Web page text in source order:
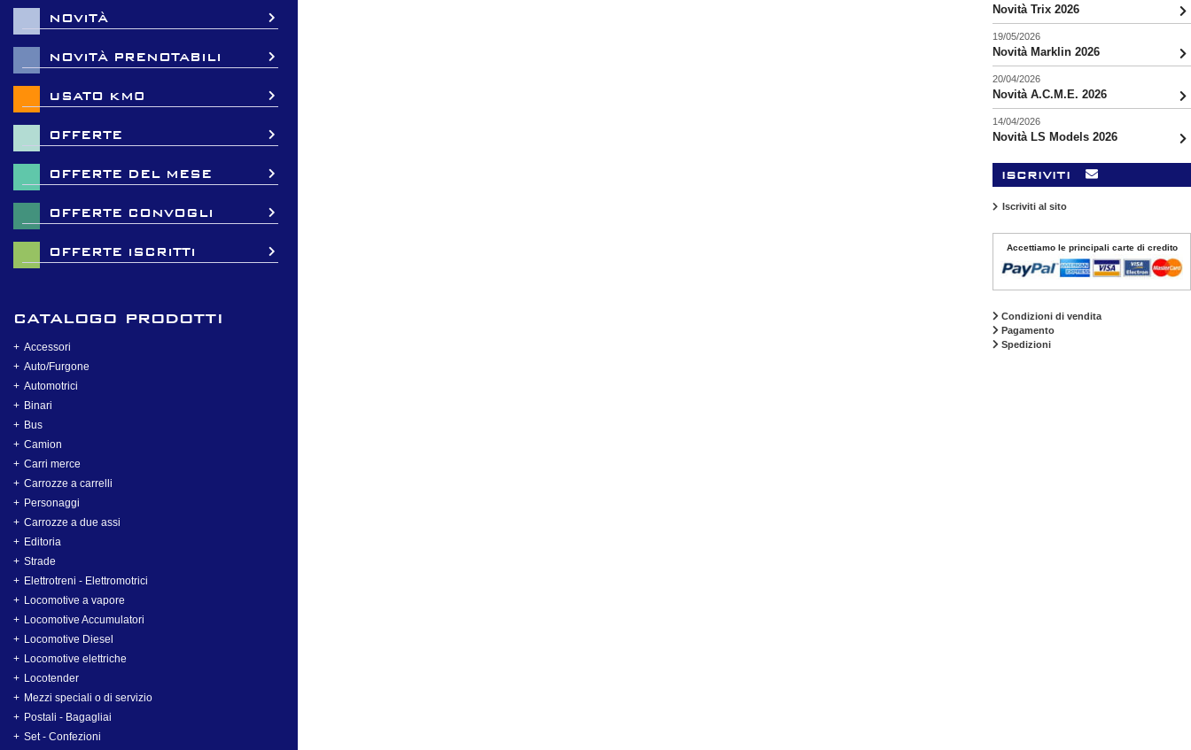
NOVITÀ
NOVITÀ PRENOTABILI
USATO KM0
OFFERTE
OFFERTE DEL MESE
OFFERTE CONVOGLI
OFFERTE ISCRITTI
catalogo prodotti
Accessori
Auto/Furgone
Automotrici
Binari
Bus
Camion
Carri merce
Carrozze a carrelli
Personaggi
Carrozze a due assi
Editoria
Strade
Elettrotreni - Elettromotrici
Locomotive a vapore
Locomotive Accumulatori
Locomotive Diesel
Locomotive elettriche
Locotender
Mezzi speciali o di servizio
Postali - Bagagliai
Set - Confezioni
Novità Trix 2026
19/05/2026
Novità Marklin 2026
20/04/2026
Novità A.C.M.E. 2026
14/04/2026
Novità LS Models 2026
iscriviti
Iscriviti al sito
Accettiamo le principali carte di credito
Condizioni di vendita
Pagamento
Spedizioni